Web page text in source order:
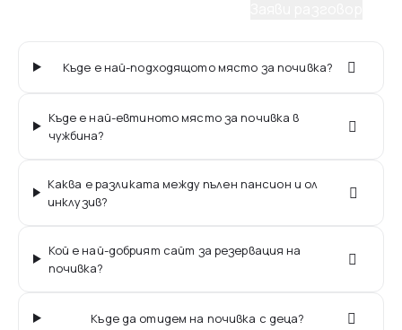
Къде е най-подходящото място за почивка?
Къде е най-евтиното място за почивка в
чужбина?
Каква е разликата между пълен пансион и ол
инклузив?
Кой е най-добрият сайт за резервация на
почивка?
Къде да отидем на почивка с деца?